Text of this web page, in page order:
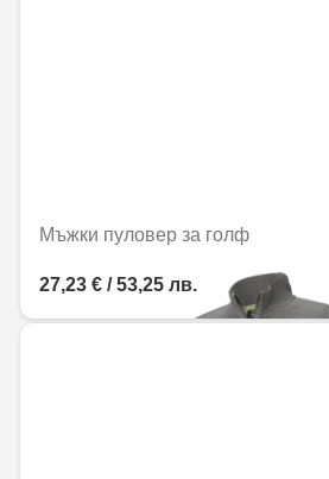
Мъжки пуловер за голф
27,23 € / 53,25 лв.